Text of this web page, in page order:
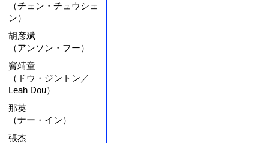
（チェン・チュウシェ
ン）
胡彦斌
（アンソン・フー）
竇靖童
（ドウ・ジントン／
Leah Dou）
那英
（ナー・イン）
張杰